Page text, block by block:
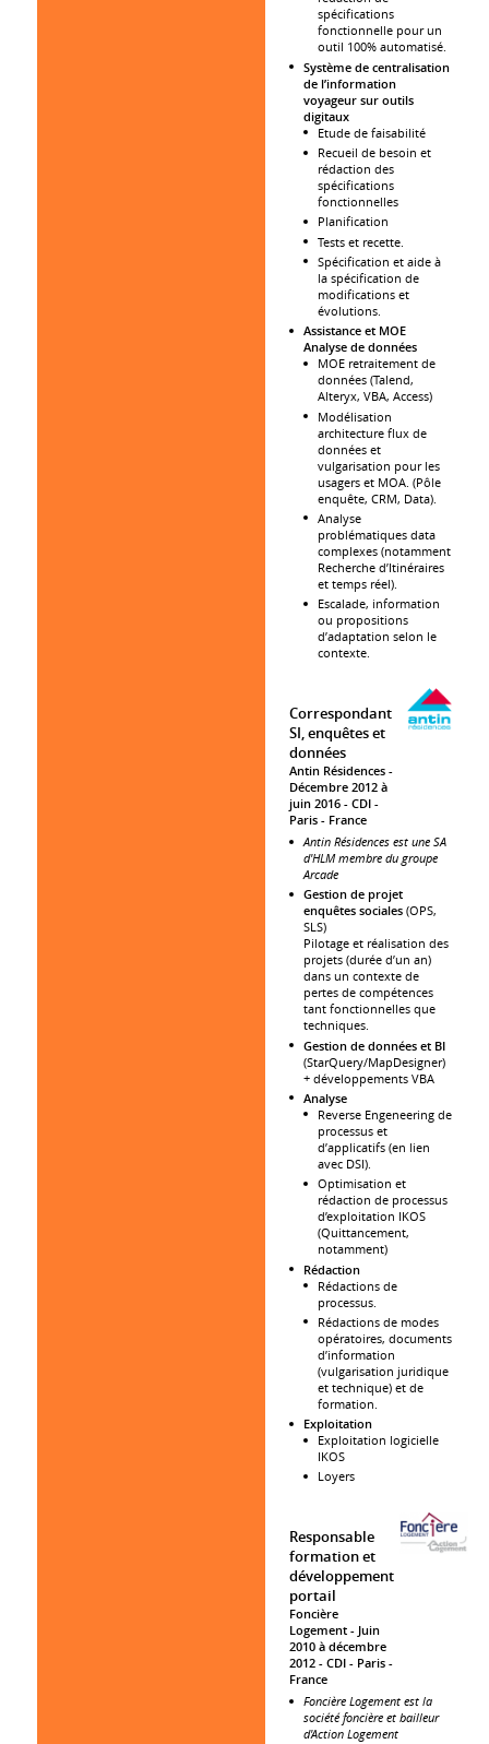
spécifications
fonctionnelle pour un
outil 100% automatisé.
Système de centralisation
de l’information
voyageur sur outils
digitaux
Etude de faisabilité
Recueil de besoin et
rédaction des
spécifications
fonctionnelles
Planification
Tests et recette.
Spécification et aide à
la spécification de
modifications et
évolutions.
Assistance et MOE
Analyse de données
MOE retraitement de
données (Talend,
Alteryx, VBA, Access)
Modélisation
architecture flux de
données et
vulgarisation pour les
usagers et MOA. (Pôle
enquête, CRM, Data).
Analyse
problématiques data
complexes (notamment
Recherche d’Itinéraires
et temps réel).
Escalade, information
ou propositions
d’adaptation selon le
contexte.
Correspondant
SI, enquêtes et
données
Antin Résidences
Décembre 2012 à
juin 2016
CDI
Paris
France
Antin Résidences est une SA
d'HLM membre du groupe
Arcade
Gestion de projet
enquêtes sociales(OPS,
SLS)
Pilotage et réalisation des
projets (durée d’un an)
dans un contexte de
pertes de compétences
tant fonctionnelles que
techniques.
Gestion de données et BI
(StarQuery/MapDesigner)
+ développements VBA
Analyse
Reverse Engeneering de
processus et
d’applicatifs (en lien
avec DSI).
Optimisation et
rédaction de processus
d’exploitation IKOS
(Quittancement,
notamment)
Rédaction
Rédactions de
processus.
Rédactions de modes
opératoires, documents
d’information
(vulgarisation juridique
et technique) et de
formation.
Exploitation
Exploitation logicielle
IKOS
Loyers
Responsable
formation et
développement
portail
Foncière
Logement
Juin
2010 à décembre
2012
CDI
Paris
France
Foncière Logement est la
société foncière et bailleur
d'Action Logement